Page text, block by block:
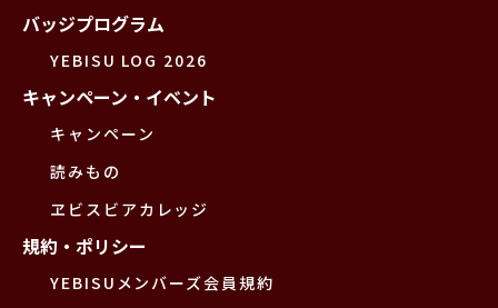
バッジプログラム
YEBISU LOG 2026
キャンペーン・イベント
キャンペーン
読みもの
ヱビスビアカレッジ
規約・ポリシー
YEBISUメンバーズ会員規約